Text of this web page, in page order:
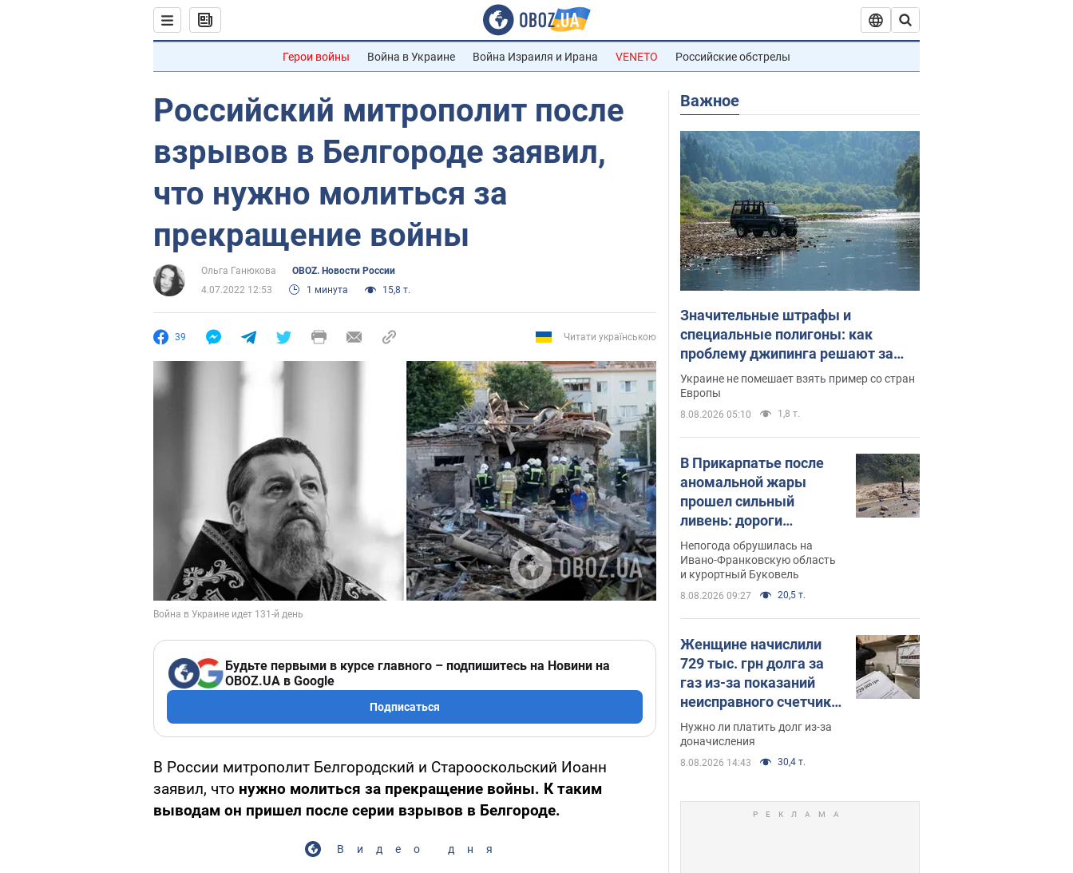
Герои войны Война в Украине Война Израиля и Ирана VENETO Российские обстрелы
Российский митрополит после
взрывов в Белгороде заявил,
что нужно молиться за
прекращение войны
Ольга Ганюкова
OBOZ. Новости России
4.07.2022 12:53
1 минута 15,8 т.
39 Читати українською
Будьте первыми в курсе главного – подпишитесь на Новини на
OBOZ.UA в Google
Подписаться
В России митрополит Белгородский и Старооскольский Иоанн
заявил, что нужно молиться за прекращение войны. К таким
выводам он пришел после серии взрывов в Белгороде.
Видео дня
Важное
Значительные штрафы и
специальные полигоны: как
проблему джипинга решают за
границей
Украине не помешает взять пример со стран
Европы
8.08.2026 05:10 1,8 т.
В Прикарпатье после
аномальной жары
прошел сильный
ливень: дороги
превратились в реки.
Видео
Непогода обрушилась на
Ивано-Франковскую область
и курортный Буковель
8.08.2026 09:27 20,5 т.
Женщине начислили
729 тыс. грн долга за
газ из-за показаний
неисправного счетчика:
судья вынес
неожиданное решение
Нужно ли платить долг из-за
доначисления
8.08.2026 14:43 30,4 т.